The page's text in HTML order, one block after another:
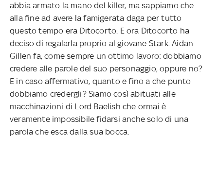
abbia armato la mano del killer, ma sappiamo che
alla fine ad avere la famigerata daga per tutto
questo tempo era Ditocorto. E ora Ditocorto ha
deciso di regalarla proprio al giovane Stark. Aidan
Gillen fa, come sempre un ottimo lavoro: dobbiamo
credere alle parole del suo personaggio, oppure no?
E in caso affermativo, quanto e fino a che punto
dobbiamo credergli? Siamo così abituati alle
macchinazioni di Lord Baelish che ormai è
veramente impossibile fidarsi anche solo di una
parola che esca dalla sua bocca.